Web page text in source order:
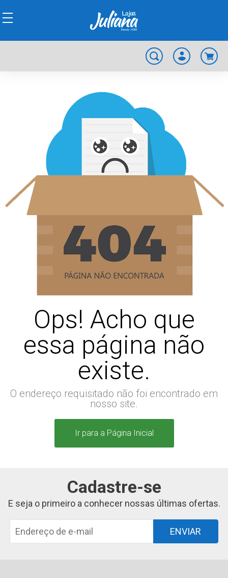
Ops! Acho que
essa página não
existe.
O endereço requisitado não foi encontrado em
nosso site.
Ir para a Página Inicial
Cadastre-se
E seja o primeiro a conhecer nossas últimas ofertas.
ENVIAR